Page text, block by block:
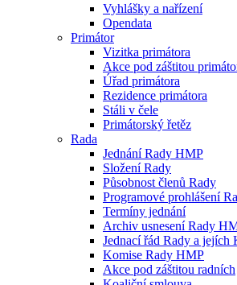
Vyhlášky a nařízení
Opendata
Primátor
Vizitka primátora
Akce pod záštitou
Úřad primátora
Rezidence primátora
Stáli v čele
Primátorský řetěz
Rada
Jednání Rady HMP
Složení Rady
Působnost členů Rady
Programové prohlášení
Termíny jednání
Archiv usnesení Rady
Jednací řád Rady a jejích
Komise Rady HMP
Akce pod záštitou radních